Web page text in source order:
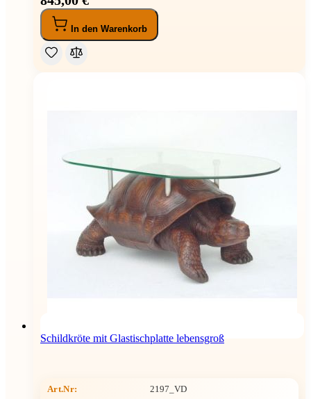
In den Warenkorb
Schildkröte mit Glastischplatte lebensgroß
Art.Nr: 2197_VD